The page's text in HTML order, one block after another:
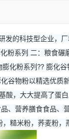
的科技型企业
系列 二：粮食碾
化粉系列?? 膨化
物粉以精选优
，大大提高了蛋
营养膳食食品
糙米粉，荞麦粉，